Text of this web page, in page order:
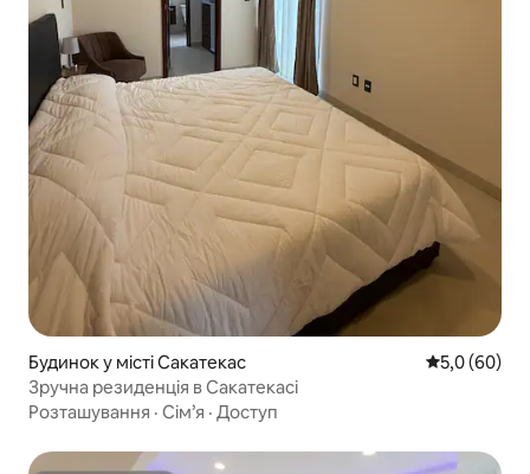
Будинок у місті Сакатекас Середня
5,0 (60)
Зручна резиденція в Сакатекасі
Розташування · Сім’я · Доступ